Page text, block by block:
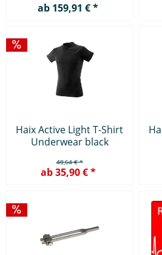
ab 159,91 € *
Haix Active Light T-Shirt
Underwear black
48,64 € *
ab 35,90 € *